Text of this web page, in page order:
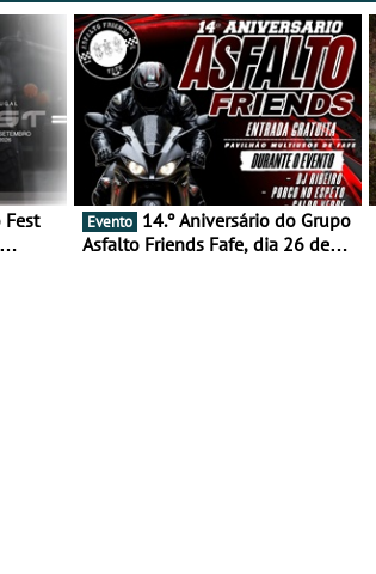
Evento
Asfalto Friends Fafe, dia 26 de